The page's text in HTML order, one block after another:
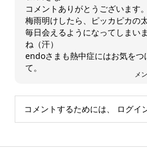
メ
コメントありがとうございます。
梅雨明けしたら、ピッカピカの
毎日会えるようになってしまい
ね（汗）
endoさまも熱中症にはお気をつ
て。
コメントするためには、 ログイ